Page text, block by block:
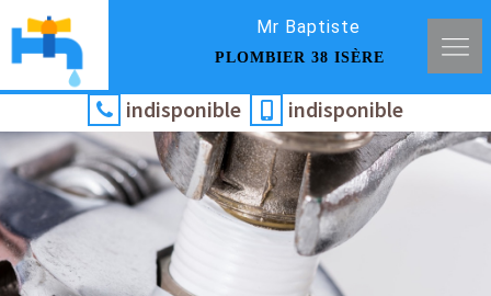
Mr Baptiste
PLOMBIER 38 ISÈRE
indisponible indisponible